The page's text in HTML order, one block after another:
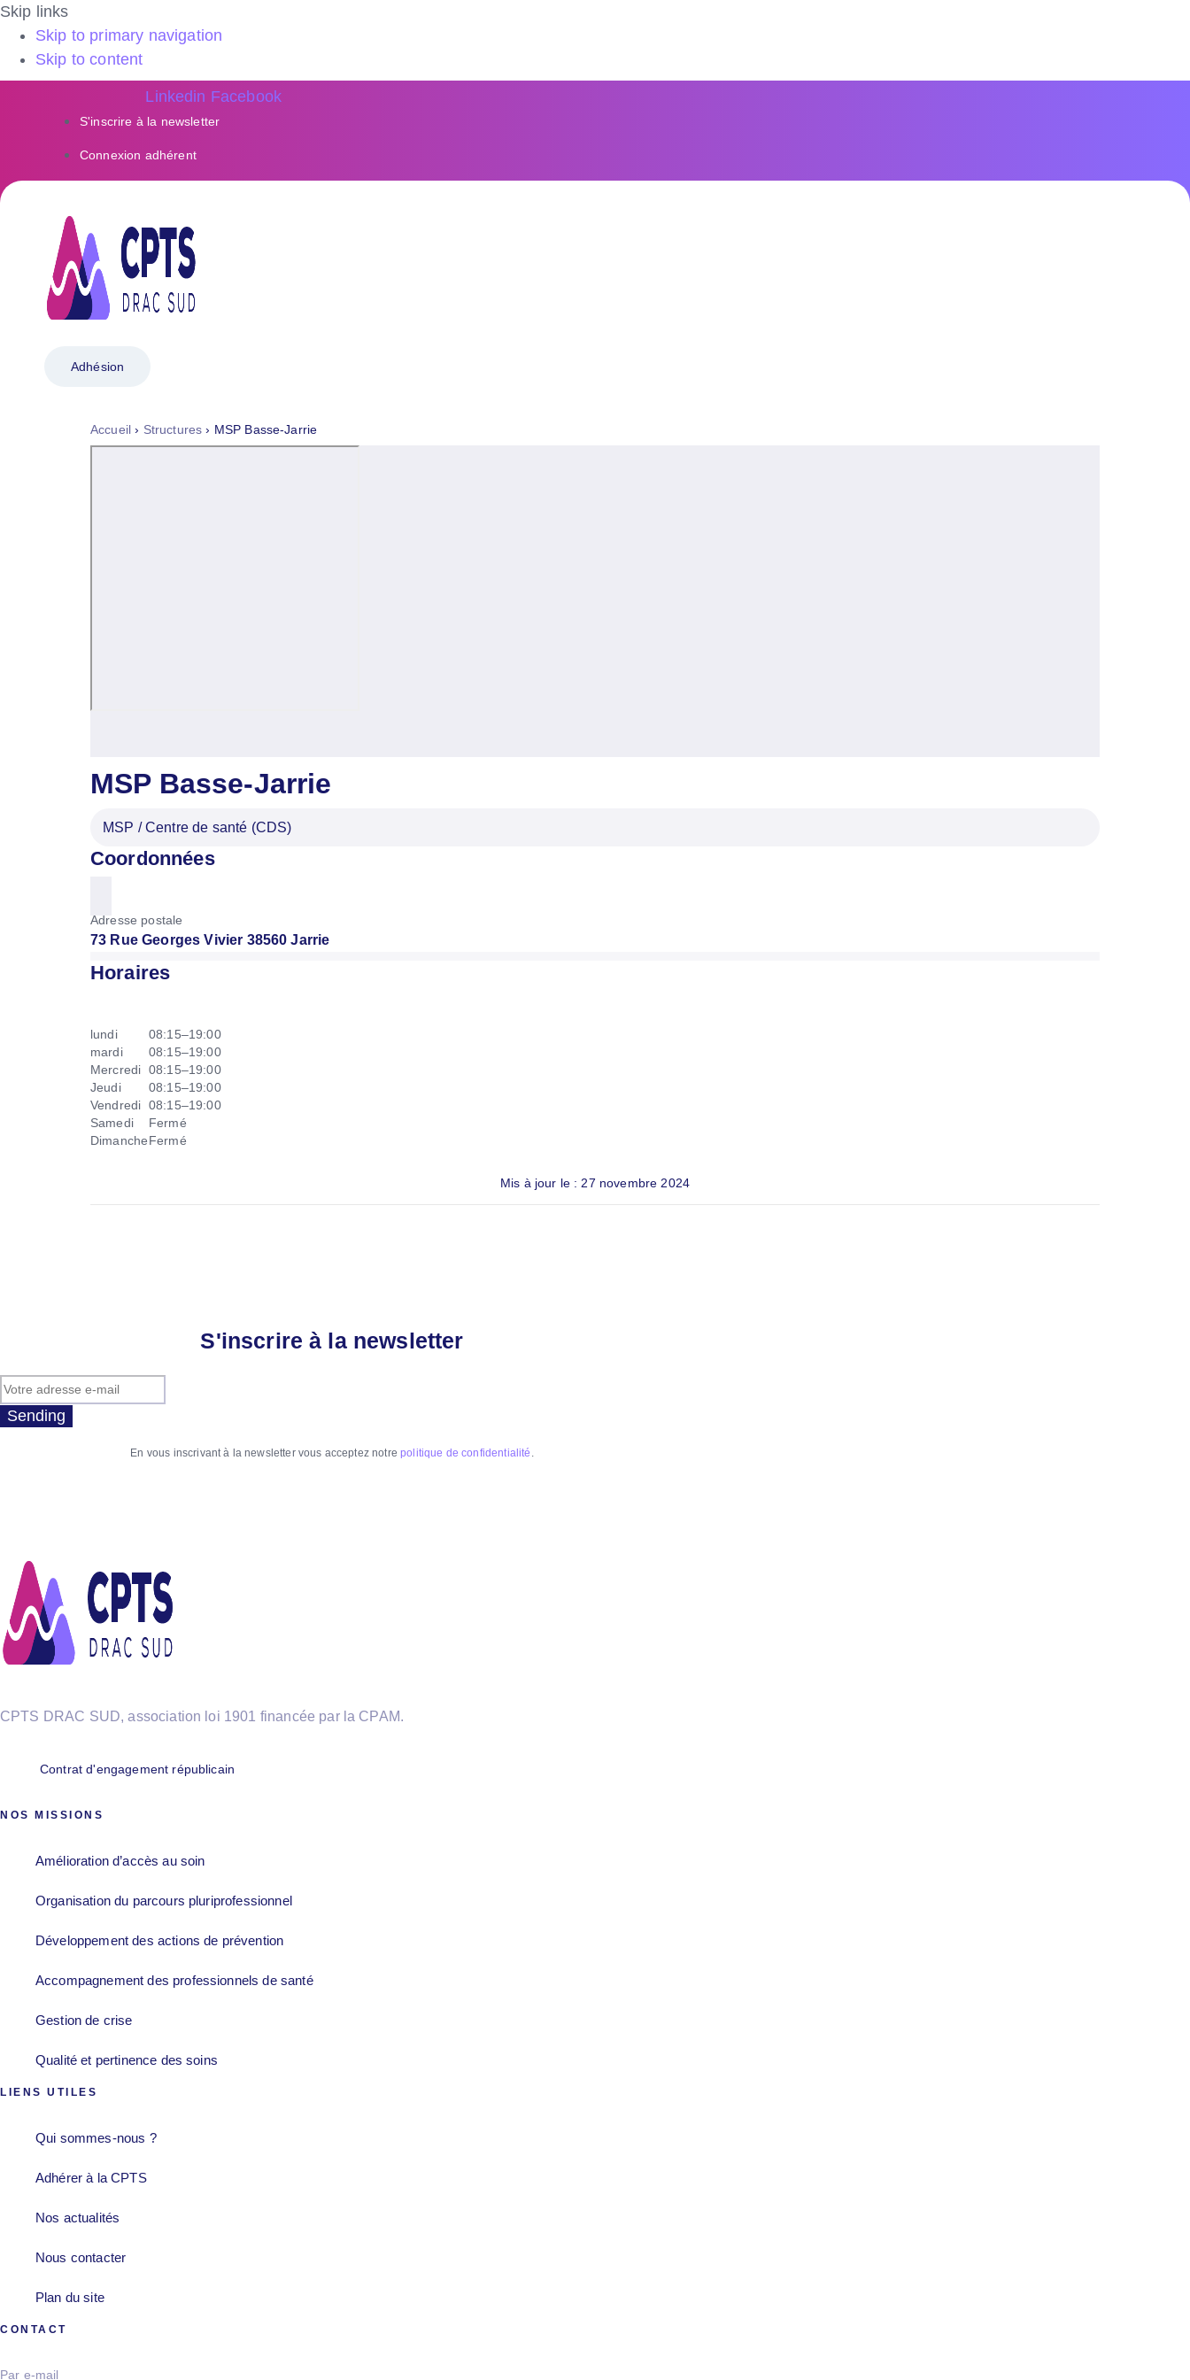
Skip links
Skip to primary navigation
Skip to content
Linkedin Facebook
S'inscrire à la newsletter
Connexion adhérent
Adhésion
Accueil › Structures › MSP Basse-Jarrie
MSP Basse-Jarrie
MSP / Centre de santé (CDS)
Coordonnées
Adresse postale
73 Rue Georges Vivier 38560 Jarrie
Horaires
lundi
08:15–19:00
mardi
08:15–19:00
Mercredi 08:15–19:00
Jeudi
08:15–19:00
Vendredi 08:15–19:00
Samedi
Fermé
DimancheFermé
Mis à jour le : 27 novembre 2024
S'inscrire à la newsletter
Sending
En vous inscrivant à la newsletter vous acceptez notrepolitique de confidentialité .
CPTS DRAC SUD, association loi 1901 financée par la CPAM.
Contrat d'engagement républicain
NOS MISSIONS
Amélioration d’accès au soin
Organisation du parcours pluriprofessionnel
Développement des actions de prévention
Accompagnement des professionnels de santé
Gestion de crise
Qualité et pertinence des soins
LIENS UTILES
Qui sommes-nous ?
Adhérer à la CPTS
Nos actualités
Nous contacter
Plan du site
CONTACT
Par e-mail